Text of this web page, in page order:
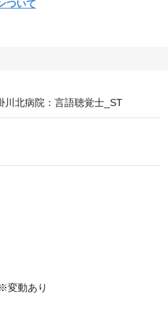
ついて
川北病院：言語聴覚士_ST
変動あり